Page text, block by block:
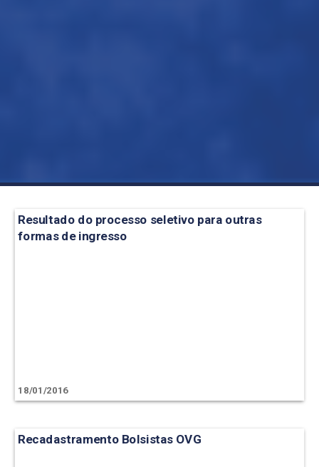
Resultado do processo seletivo para outras
formas de ingresso
18/01/2016
Recadastramento Bolsistas OVG